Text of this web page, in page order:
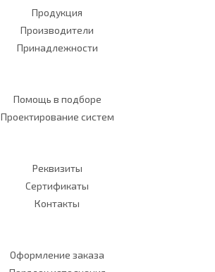
Продукция
Производители
Принадлежности
Помощь в подборе
Проектирование систем
Реквизиты
Сертификаты
Контакты
Оформление заказа